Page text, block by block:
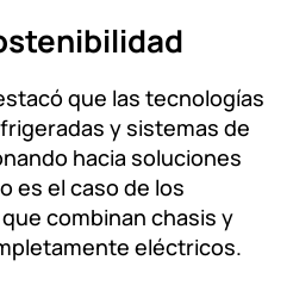
que las tecnologías
y sistemas de
hacia soluciones
es el caso de los
combinan chasis y
eléctricos.